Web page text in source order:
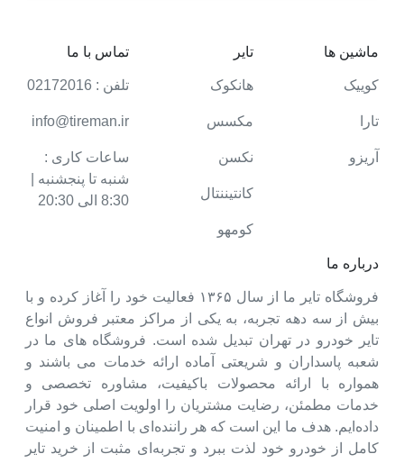
درباره ما
فروشگاه تایر ما از سال ۱۳۶۵ فعالیت خود را آغاز کرده و با
بیش از سه دهه تجربه، به یکی از مراکز معتبر فروش انواع
تایر خودرو در تهران تبدیل شده است. فروشگاه های ما در
شعبه پاسداران و شریعتی آماده ارائه خدمات می باشند و
همواره با ارائه محصولات باکیفیت، مشاوره تخصصی و
خدمات مطمئن، رضایت مشتریان را اولویت اصلی خود قرار
داده‌ایم. هدف ما این است که هر راننده‌ای با اطمینان و امنیت
کامل از خودرو خود لذت ببرد و تجربه‌ای مثبت از خرید تایر
ماشین ها
کوییک
تارا
آریزو
تایر
هانکوک
مکسس
نکسن
کانتیننتال
کومهو
تماس با ما
تلفن : 02172016
info@tireman.ir
ساعات کاری :
شنبه تا پنجشنبه |
8:30 الی 20:30